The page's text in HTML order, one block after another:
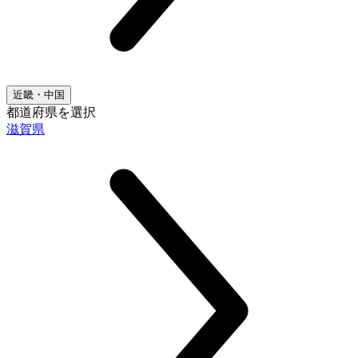
近畿・中国
都道府県を選択
滋賀県